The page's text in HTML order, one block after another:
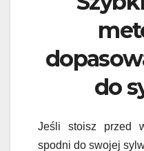
do
Jeśli stoisz przed
spodni do swojej